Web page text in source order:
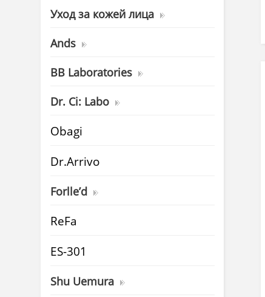
Уход за кожей лица
Ands
BB Laboratories
Dr. Ci: Labo
Obagi
Dr.Arrivo
Forlle’d
ReFa
ES-301
Shu Uemura